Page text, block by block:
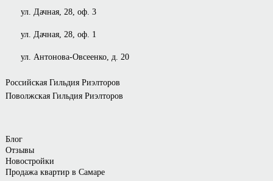
ул. Дачная, 28, оф. 3
ул. Дачная, 28, оф. 1
ул. Антонова-Овсеенко, д. 20
Российская Гильдия Риэлторов
Поволжская Гильдия Риэлторов
Блог
Отзывы
Новостройки
Продажа квартир в Самаре